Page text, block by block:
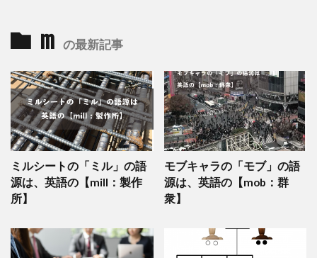
m の最新記事
ミルシートの「ミル」の語
源は、英語の【mill：製作
所】
モブキャラの「モブ」の語
源は、英語の【mob：群
衆】